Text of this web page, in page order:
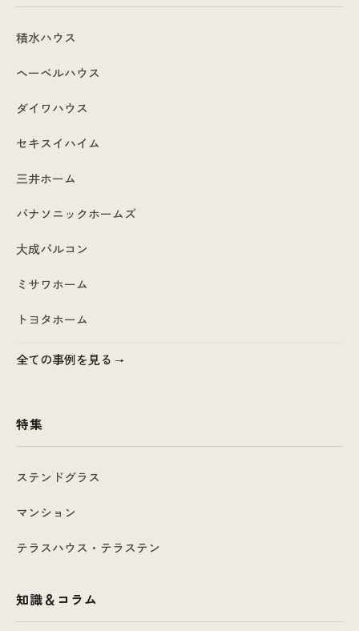
積水ハウス
ヘーベルハウス
ダイワハウス
セキスイハイム
三井ホーム
パナソニックホームズ
大成パルコン
ミサワホーム
トヨタホーム
全ての事例を見る
特集
ステンドグラス
マンション
テラスハウス・テラステン
知識＆コラム